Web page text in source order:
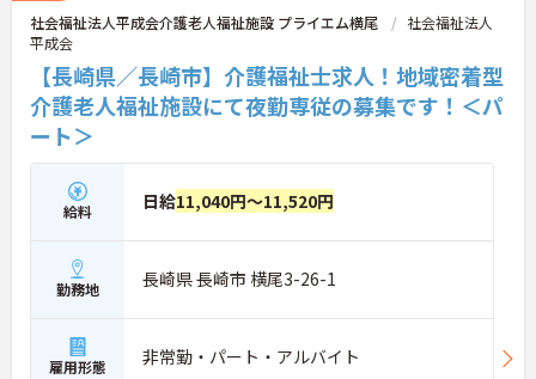
社会福祉法人平成会介護老人福祉施設 プライエム横尾
社会福祉法人
平成会
【長崎県／長崎市】介護福祉士求人！地域密着型
介護老人福祉施設にて夜勤専従の募集です！＜パ
ート＞
給料 日給11,040円～11,520円
勤務地 長崎県 長崎市 横尾3-26-1
雇用形態 非常勤・パート・アルバイト